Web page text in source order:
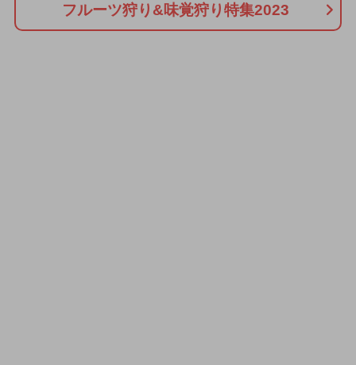
フルーツ狩り&味覚狩り特集2023